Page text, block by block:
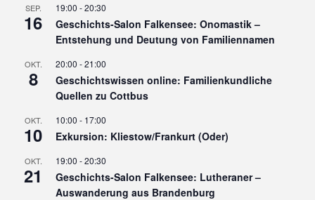
SEP.
16
19:00 -20:30
Geschichts-Salon Falkensee: Onomastik –
Entstehung und Deutung von Familiennamen
OKT.
8
20:00 -21:00
Geschichtswissen online: Familienkundliche
Quellen zu Cottbus
OKT.
10
10:00 - 17:00
Exkursion: Kliestow/Frankurt (Oder)
OKT.
21
19:00 -20:30
Geschichts-Salon Falkensee: Lutheraner –
Auswanderung aus Brandenburg